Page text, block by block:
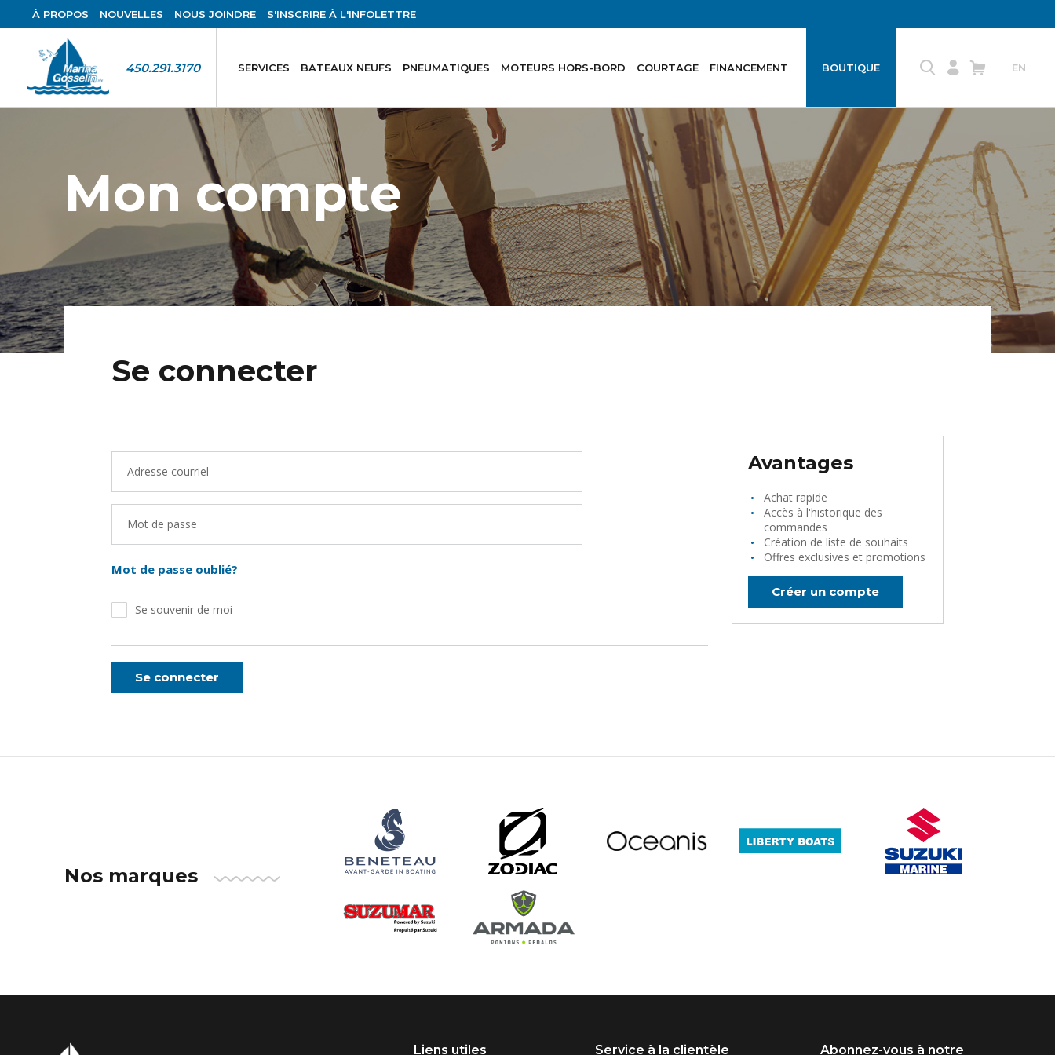
À PROPOS NOUVELLES NOUS JOINDRE S'INSCRIRE À L'INFOLETTRE
450.291.3170 SERVICES BATEAUX NEUFS PNEUMATIQUES MOTEURS HORS-BORD COURTAGE FINANCEMENT BOUTIQUE EN
Mon compte
Se connecter
Adresse courriel
Mot de passe
Mot de passe oublié?
Se souvenir de moi
Se connecter
Avantages
Achat rapide
Accès à l'historique des
commandes
Création de liste de souhaits
Offres exclusives et promotions
Créer un compte
Nos marques
Liens utiles Service à la clientèle Abonnez-vous à notre